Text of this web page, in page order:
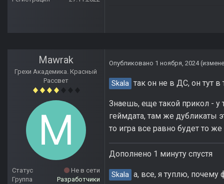
Mawrak
Грехи Академика. Красный
Рассвет
Статус
Не в сети
Группа
Разработчики
Опубликовано 1 ноября, 2024
Skala так он не в ДС, он тут в
Знаешь, еще такой прикол - у
геймдата, там же дубликаты
то игра все равно будет то же
Дополнено 1 минуту спустя
Skala а, все, я туплю, почему